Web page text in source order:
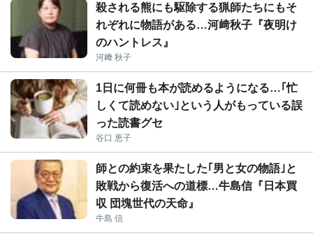
殺される熊にも駆除する猟師たちにもそ
れぞれに物語がある…河﨑秋子『夜明け
のハントレス』
河﨑 秋子
1日に何冊も本が読めるようになる…｢忙
しくて読めない｣という人がもっている誤
った読書グセ
谷口 恵子
師との約束を果たした｢男と女の物語｣と
敗戦から復活への道標…牛島信『日本買
収 団塊世代の天命』
牛島 信